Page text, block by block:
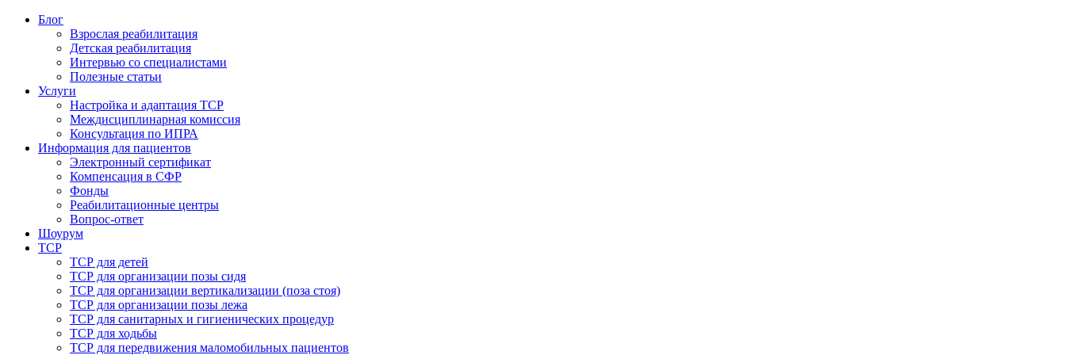
Блог
Взрослая реабилитация
Детская реабилитация
Интервью со специалистами
Полезные статьи
Услуги
Настройка и адаптация ТСР
Междисциплинарная комиссия
Консультация по ИПРА
Информация для пациентов
Электронный сертификат
Компенсация в СФР
Фонды
Реабилитационные центры
Вопрос-ответ
Шоурум
ТСР
ТСР для детей
ТСР для организации позы сидя
ТСР для организации вертикализации (поза стоя)
ТСР для организации позы лежа
ТСР для санитарных и гигиенических процедур
ТСР для ходьбы
ТСР для передвижения маломобильных пациентов